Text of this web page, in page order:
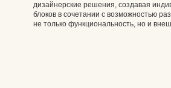
дизайнерские решения, создавая
блоков в сочетании с возможностью
не только функциональность, но и